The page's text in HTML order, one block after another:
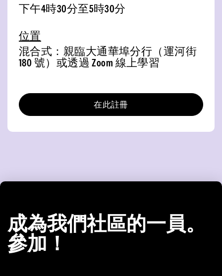
下午4時30分至5時30分
位置
混合式：親臨大通華埠分行（運河街
180 號）或透過 Zoom 線上學習
在此註冊
成為我們社區的一員。
參加！